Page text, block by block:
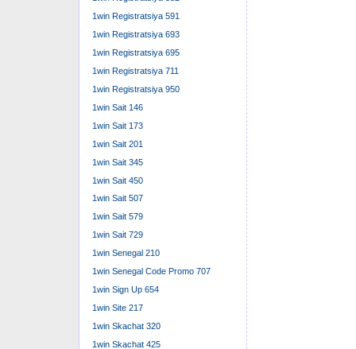
1win Registratsiya 591
1win Registratsiya 693
1win Registratsiya 695
1win Registratsiya 711
1win Registratsiya 950
1win Sait 146
1win Sait 173
1win Sait 201
1win Sait 345
1win Sait 450
1win Sait 507
1win Sait 579
1win Sait 729
1win Senegal 210
1win Senegal Code Promo 707
1win Sign Up 654
1win Site 217
1win Skachat 320
1win Skachat 425